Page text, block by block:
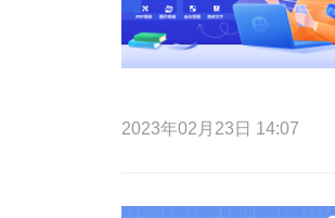
2023年02月23日 14:07